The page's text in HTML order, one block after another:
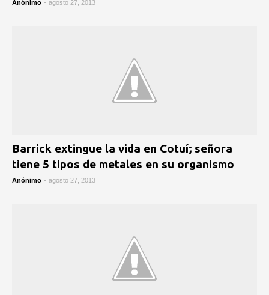
Anónimo - agosto 27, 2013
Barrick extingue la vida en Cotuí; señora
tiene 5 tipos de metales en su organismo
Anónimo - agosto 27, 2013